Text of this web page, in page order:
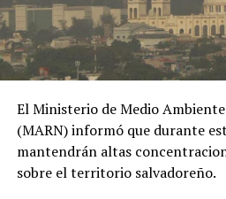
criptomonedas: un hito para
la inversión en
Latinoamérica
16 julio, 2026
10
En
colombiana.
El Ministerio de Medio
(MARN) informó que durante
mantendrán altas
sobre el territorio salvadoreño.